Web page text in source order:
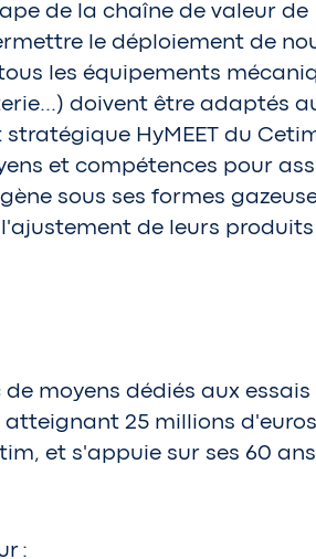
de la chaîne de valeur de
le déploiement de
les équipements
doivent être adaptés
HyMEET du
et compétences pour
sous ses formes
de leurs produits
moyens dédiés aux essais
25 millions d'euros.
et s'appuie sur ses 60 ans
: